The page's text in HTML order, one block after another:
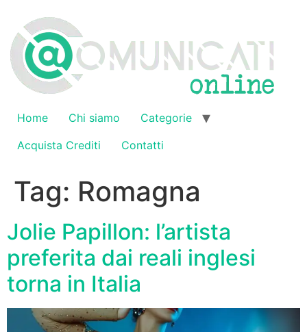
contenuto
Home Chi siamo
Categorie
Acquista Crediti
Contatti
Tag: Romagna
Jolie Papillon: l’artista
preferita dai reali inglesi
torna in Italia